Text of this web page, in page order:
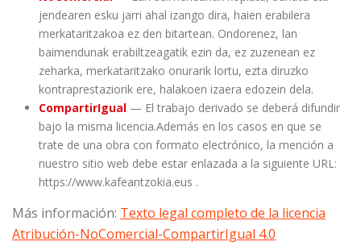
jendearen esku jarri ahal izango dira, haien erabilera
merkataritzakoa ez den bitartean. Ondorenez, lan
baimendunak erabiltzeagatik ezin da, ez zuzenean ez
zeharka, merkataritzako onurarik lortu, ezta diruzko
kontraprestaziorik ere, halakoen izaera edozein dela.
CompartirIgual— El trabajo derivado se deberá difundir
bajo la misma licencia.Además en los casos en que se
trate de una obra con formato electrónico, la mención a
nuestro sitio web debe estar enlazada a la siguiente URL:
https://www.kafeantzokia.eus .
Más información: Texto legal completo de la licencia
Atribución-NoComercial-CompartirIgual 4.0